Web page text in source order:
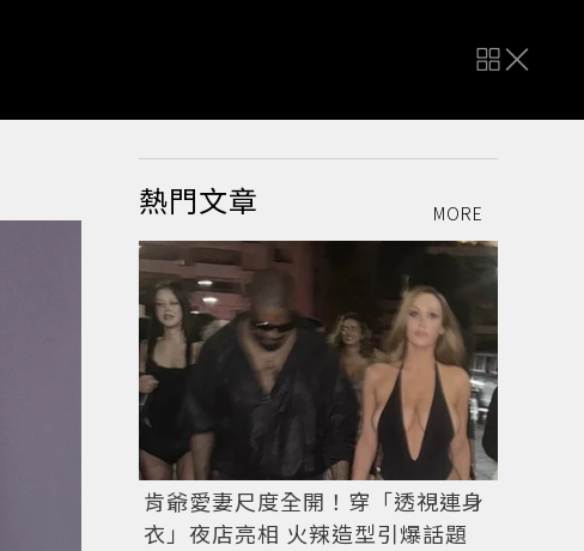
熱門文章 MORE
肯爺愛妻尺度全開！穿「透視連身
衣」夜店亮相 火辣造型引爆話題